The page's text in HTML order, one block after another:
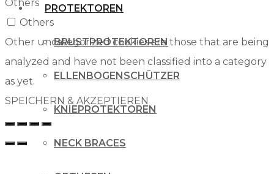
PROTEKTOREN
BRUSTPROTEKTOREN
ELLENBOGENSCHÜTZER
KNIEPROTEKTOREN
NECK BRACES
Others
Others
Other uncategorized cookies are those that are being
analyzed and have not been classified into a category
as yet.
SPEICHERN & AKZEPTIEREN